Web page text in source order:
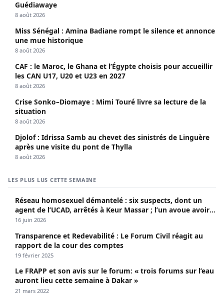
Guédiawaye
8 août 2026
Miss Sénégal : Amina Badiane rompt le silence et annonce
une mue historique
8 août 2026
CAF : le Maroc, le Ghana et l’Égypte choisis pour accueillir
les CAN U17, U20 et U23 en 2027
8 août 2026
Crise Sonko–Diomaye : Mimi Touré livre sa lecture de la
situation
8 août 2026
Djolof : Idrissa Samb au chevet des sinistrés de Linguère
après une visite du pont de Thylla
8 août 2026
LES PLUS LUS CETTE SEMAINE
Réseau homosexuel démantelé : six suspects, dont un
agent de l’UCAD, arrêtés à Keur Massar ; l’un avoue avoir
propagé le VIH depuis 2018
16 juin 2026
Transparence et Redevabilité : Le Forum Civil réagit au
rapport de la cour des comptes
19 février 2025
Le FRAPP et son avis sur le forum: « trois forums sur l’eau
auront lieu cette semaine à Dakar »
21 mars 2022